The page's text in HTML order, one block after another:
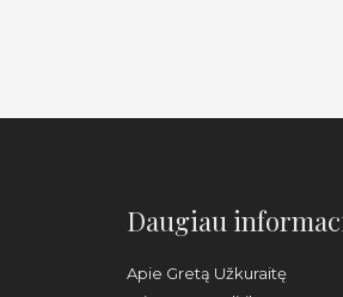
Daugiau
Apie Gretą Užkuraitę